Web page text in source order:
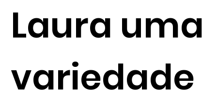
Laura uma
variedade